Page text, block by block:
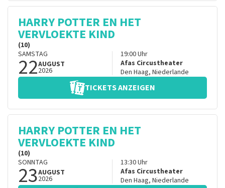
HARRY POTTER EN HET
VERVLOEKTE KIND
(10)
SAMSTAG
22AUGUST
2026
19:00Uhr
Afas Circustheater
Den Haag, Niederlande
TICKETS ANZEIGEN
HARRY POTTER EN HET
VERVLOEKTE KIND
(10)
SONNTAG
23AUGUST
2026
13:30Uhr
Afas Circustheater
Den Haag, Niederlande